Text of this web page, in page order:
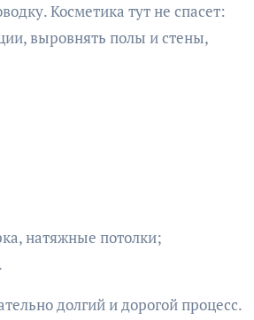
Косметика тут не спасет:
выровнять полы и стены,
натяжные потолки;
долгий и дорогой процесс.